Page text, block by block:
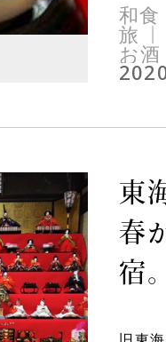
和食
旅
お酒
東
春
宿